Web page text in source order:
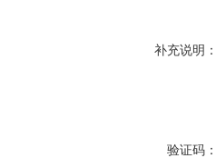
补充说明：
验证码：